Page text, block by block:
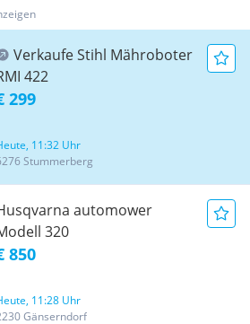
Verkaufe Stihl Mähroboter
422
299
11:32 Uhr
Stummerberg
automower
320
850
11:28 Uhr
Gänserndorf